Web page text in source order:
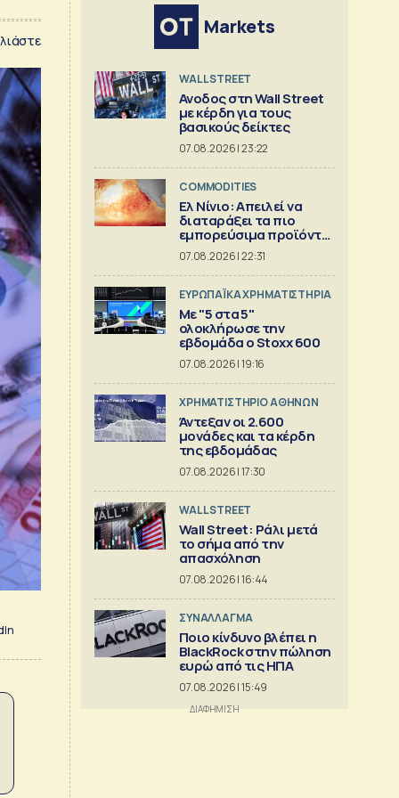
Markets
WALL STREET
Ανοδος στη Wall Street
με κέρδη για τους
βασικούς δείκτες
07.08.2026 | 23:22
COMMODITIES
Ελ Νίνιο: Απειλεί να
διαταράξει τα πιο
εμπορεύσιμα προϊόντα
στον κόσμο
07.08.2026 | 22:31
ΕΥΡΩΠΑΪΚΑ ΧΡΗΜΑΤΙΣΤΗΡΙΑ
Με "5 στα 5"
ολοκλήρωσε την
εβδομάδα ο Stoxx 600
07.08.2026 | 19:16
XΡΗΜΑΤΙΣΤΗΡΙΟ ΑΘΗΝΩΝ
Άντεξαν οι 2.600
μονάδες και τα κέρδη
της εβδομάδας
07.08.2026 | 17:30
WALL STREET
Wall Street: Ράλι μετά
το σήμα από την
απασχόληση
07.08.2026 | 16:44
ΣΥΝΑΛΛΑΓΜΑ
Ποιο κίνδυνο βλέπει η
BlackRock στην πώληση
ευρώ από τις ΗΠΑ
07.08.2026 | 15:49